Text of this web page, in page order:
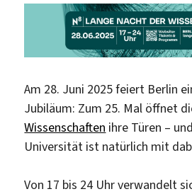
Am 28. Juni 2025 feiert Berlin
Jubiläum: Zum 25. Mal öffnet
Wissenschaften ihre Türen –
Universität ist natürlich mit
Von 17 bis 24 Uhr verwandelt